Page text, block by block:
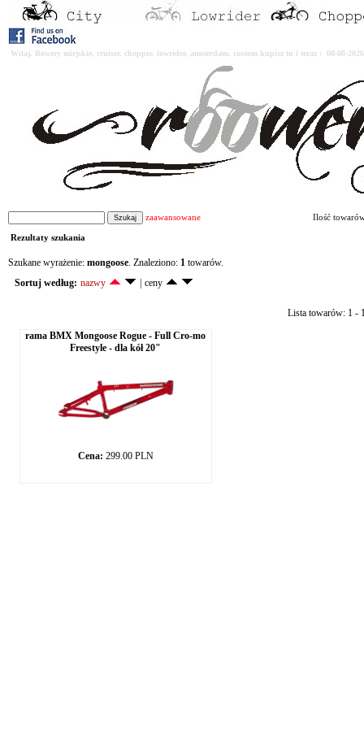
Witaj. Rowery miejskie, cruiser, chopper, lowrider, amsterdam, custom kupisz tu i teraz : 08-08-
zaawansowane Ilość
Rezultaty szukania
Szukane wyrażenie: mongoose. Znaleziono: 1 towarów.
Sortuj według: nazwy ceny
Lista towarów: 1 -
rama BMX Mongoose Rogue - Full Cro-mo
Freestyle - dla kół 20"
Cena: 299.00 PLN